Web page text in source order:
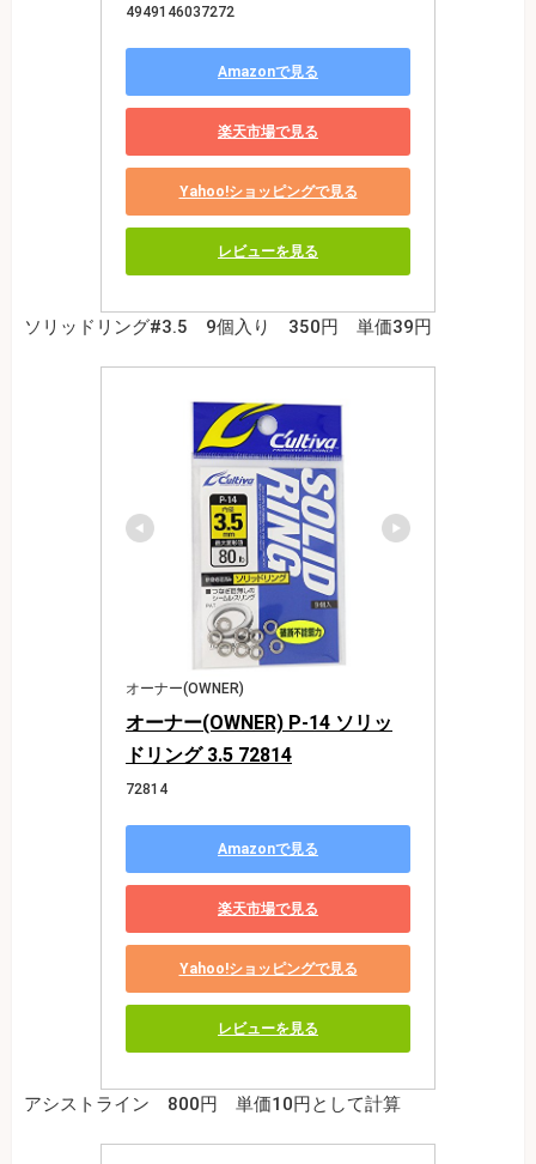
4949146037272
Amazonで見る
楽天市場で見る
Yahoo!ショッピングで見る
レビューを見る
ソリッドリング#3.5 9個入り 350円 単価39円
オーナー(OWNER)
オーナー(OWNER) P-14 ソリッ
ドリング 3.5 72814
72814
Amazonで見る
楽天市場で見る
Yahoo!ショッピングで見る
レビューを見る
アシストライン 800円 単価10円として計算